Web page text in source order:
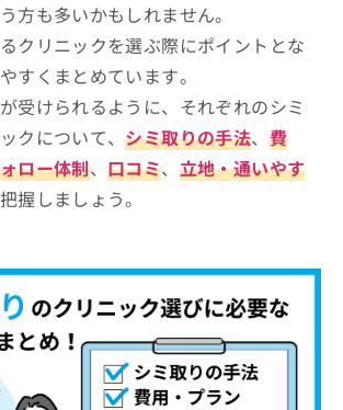
方も多いかもしれません。
クリニックを選ぶ際にポイントとな
すくまとめています。
受けられるように、それぞれのシミ
クについて、シミ取りの手法、 費
ロー体制、口コミ、 立地・通いやす
握しましょう。